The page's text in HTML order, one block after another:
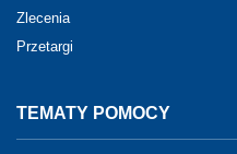
Zlecenia
Przetargi
TEMATY POMOCY